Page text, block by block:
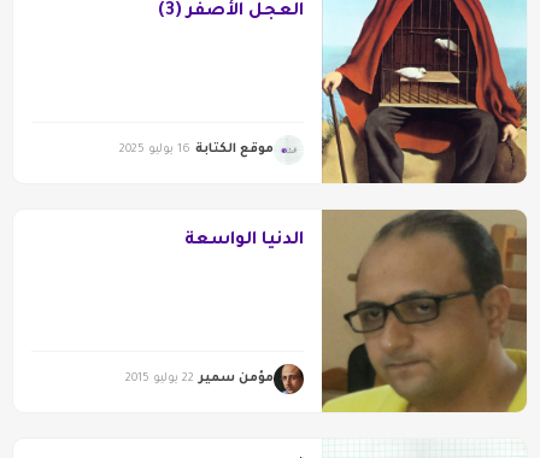
العجل الأصفر (3)
موقع الكتابة 16 يوليو 2025
الدنيا الواسعة
مؤمن سمير 22 يوليو 2015